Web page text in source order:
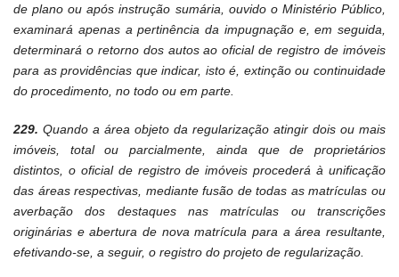
de plano ou após instrução sumária, ouvido o Ministério Público,
examinará apenas a pertinência da impugnação e, em seguida,
determinará o retorno dos autos ao oficial de registro de imóveis
para as providências que indicar, isto é, extinção ou continuidade
do procedimento, no todo ou em parte.
229. Quando a área objeto da regularização atingir dois ou mais
imóveis, total ou parcialmente, ainda que de proprietários
distintos, o oficial de registro de imóveis procederá à unificação
das áreas respectivas, mediante fusão de todas as matrículas ou
averbação dos destaques nas matrículas ou transcrições
originárias e abertura de nova matrícula para a área resultante,
efetivando-se, a seguir, o registro do projeto de regularização.